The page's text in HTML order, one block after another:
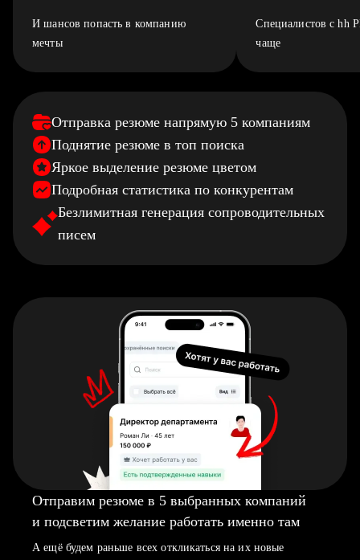
И шансов попасть в компанию
мечты
Специалистов с hh
чаще
Отправка резюме напрямую 5 компаниям
Поднятие резюме в топ поиска
Яркое выделение резюме цветом
Подробная статистика по конкурентам
Безлимитная генерация сопроводительных
писем
Отправим резюме в 5 выбранных компаний
и подсветим желание работать именно там
А ещё будем раньше всех откликаться на их новые